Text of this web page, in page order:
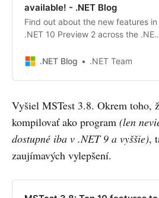
available! - .NET Blog
Find out about the new features in
.NET 10 Preview 2 across the .NET
Core, Blazor, C#, .NET MAUI, and
.NET Blog .NET Team
Vyšiel MSTest 3.8. Okrem toho,
kompilovať ako program (len
dostupné iba v .NET 9 a vyššie),
zaujímavých vylepšení.